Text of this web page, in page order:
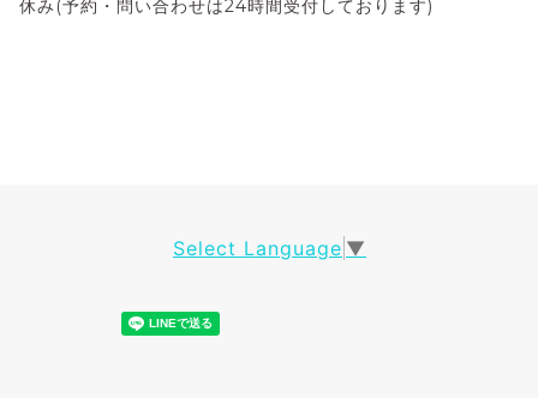
休み(予約・問い合わせは24時間受付しております)
Select Language ▼